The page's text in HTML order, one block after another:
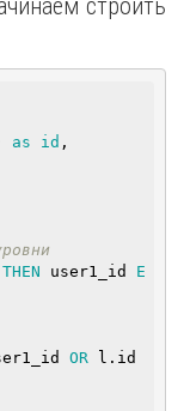
строить
as id ,
THEN user1_id E
OR l.id